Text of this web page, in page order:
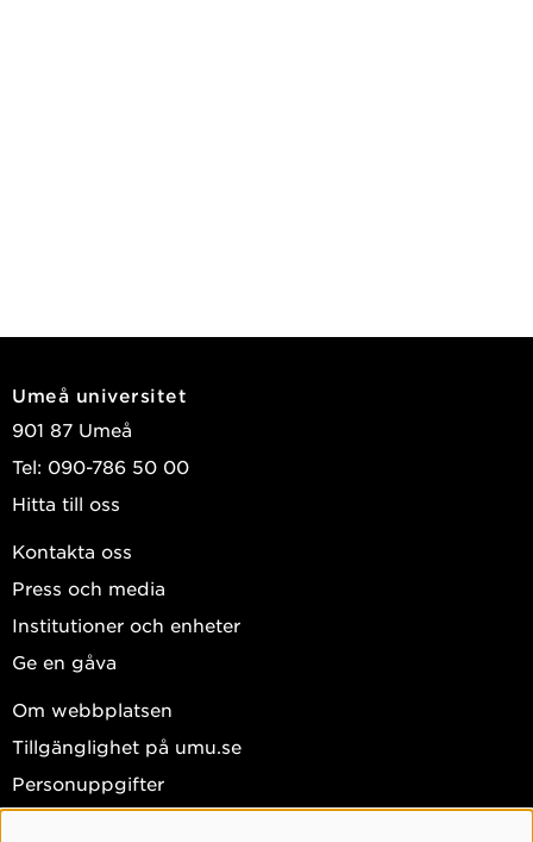
Umeå universitet
901 87 Umeå
Tel: 090-786 50 00
Hitta till oss
Kontakta oss
Press och media
Institutioner och enheter
Ge en gåva
Om webbplatsen
Tillgänglighet på umu.se
Personuppgifter